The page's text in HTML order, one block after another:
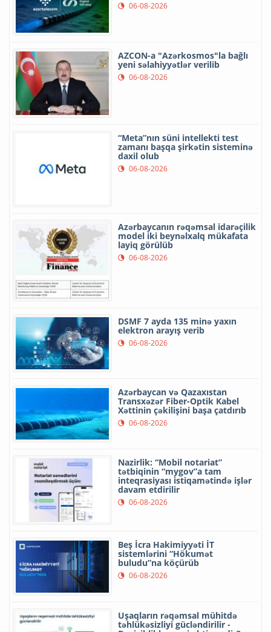
06-08-2026
AZCON-a "Azərkosmos"la bağlı
yeni səlahiyyətlər verilib
06-08-2026
“Meta”nın süni intellekti test
zamanı başqa şirkətin sisteminə
daxil olub
06-08-2026
Azərbaycanın rəqəmsal idarəçilik
model iki beynəlxalq mükafata
layiq görülüb
06-08-2026
DSMF 7 ayda 135 minə yaxın
elektron arayış verib
06-08-2026
Azərbaycan və Qazaxıstan
Transxəzər Fiber-Optik Kabel
Xəttinin çəkilişini başa çatdırıb
06-08-2026
Nazirlik: “Mobil notariat”
tətbiqinin “mygov”a tam
inteqrasiyası istiqamətində işlər
davam etdirilir
06-08-2026
Beş İcra Hakimiyyəti İT
sistemlərini “Hökumət
buludu”na köçürüb
06-08-2026
Uşaqların rəqəmsal mühitdə
təhlükəsizliyi gücləndirilir -